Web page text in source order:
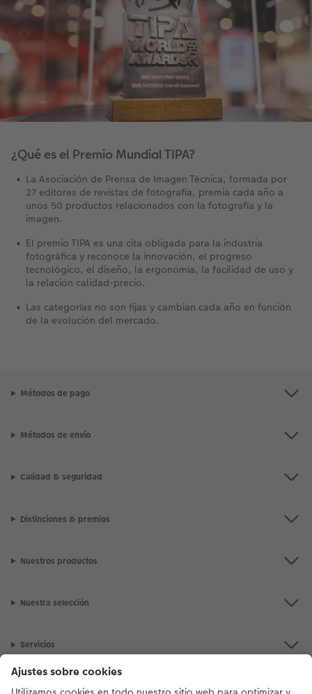
¿Qué es el Premio Mundial TIPA?
La Asociación de Prensa de Imagen Técnica, formada por
27 editores de revistas de fotografía, premia cada año a
unos 50 productos relacionados con la fotografía y la
imagen.
El premio TIPA es una cita obligada para la industria
fotográfica y reconoce la innovación, el progreso
tecnológico, el diseño, la ergonomía, la facilidad de uso y
la relación calidad-precio.
Las categorías no son fijas y cambian cada año en función
de la evolución del mercado.
Métodos de pago
Métodos de envío
Calidad & seguridad
Distinciones & premios
Nuestros productos
Nuestra selección
Servicios
CEWE